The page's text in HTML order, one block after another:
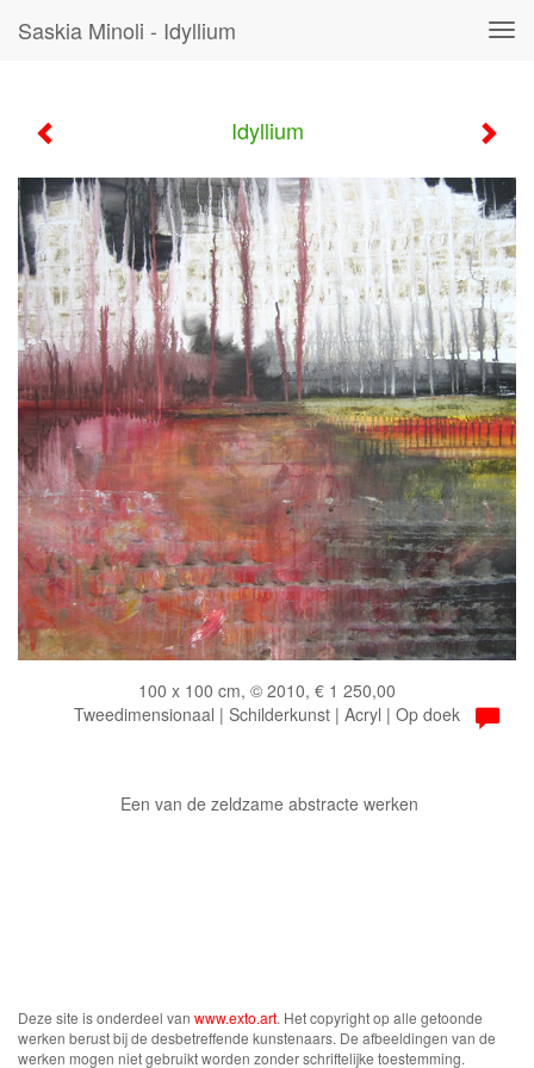
Saskia Minoli - Idyllium
Idyllium
100 x 100 cm, © 2010, € 1 250,00
Tweedimensionaal | Schilderkunst | Acryl | Op doek
Een van de zeldzame abstracte werken
Deze site is onderdeel van www.exto.art. Het copyright op alle getoonde
werken berust bij de desbetreffende kunstenaars. De afbeeldingen van de
werken mogen niet gebruikt worden zonder schriftelijke toestemming.